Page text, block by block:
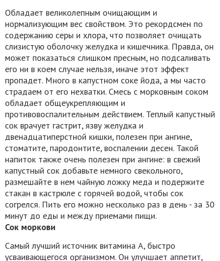
Обладает великолепным очищающим и
нормализующим вес свойством. Это рекордсмен по
содержанию серы и хлора, что позволяет очищать
слизистую оболочку желудка и кишечника. Правда, он
может показаться слишком пресным, но подсаливать
его ни в коем случае нельзя, иначе этот эффект
пропадет. Много в капустном соке йода, а мы часто
страдаем от его нехватки. Смесь с морковным соком
обладает общеукрепляющим и
противовоспалительным действием. Теплый капустный
сок врачует гастрит, язву желудка и
двенадцатиперстной кишки, полезен при ангине,
стоматите, пародонтите, воспалении десен. Такой
напиток также очень полезен при ангине: в свежий
капустный сок добавьте немного свекольного,
размешайте в нем чайную ложку меда и подержите
стакан в кастрюле с горячей водой, чтобы сок
согрелся. Пить его можно несколько раз в день - за 30
минут до еды и между приемами пищи.
Сок моркови
Самый лучший источник витамина А, быстро
усваивающегося организмом. Он улучшает аппетит,